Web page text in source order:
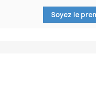
Soyez le